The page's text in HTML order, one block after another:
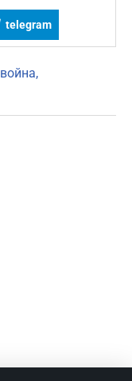
telegram
война